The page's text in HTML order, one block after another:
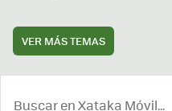
VER MÁS TEMAS